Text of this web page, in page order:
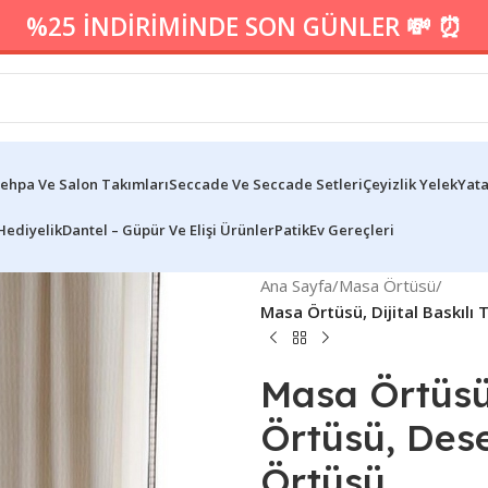
%25 İNDİRİMİNDE SON GÜNLER 💸 ⏰
Ve Salon TakımlarıSeccade Ve Seccade SetleriÇeyizlik Yelek
Dantel – Güpür Ve Elişi ÜrünlerPatikEv Gereçleri
Ana Sayfa/Masa Örtüsü/
Masa Örtüsü, Dijital
Masa
Örtüsü,